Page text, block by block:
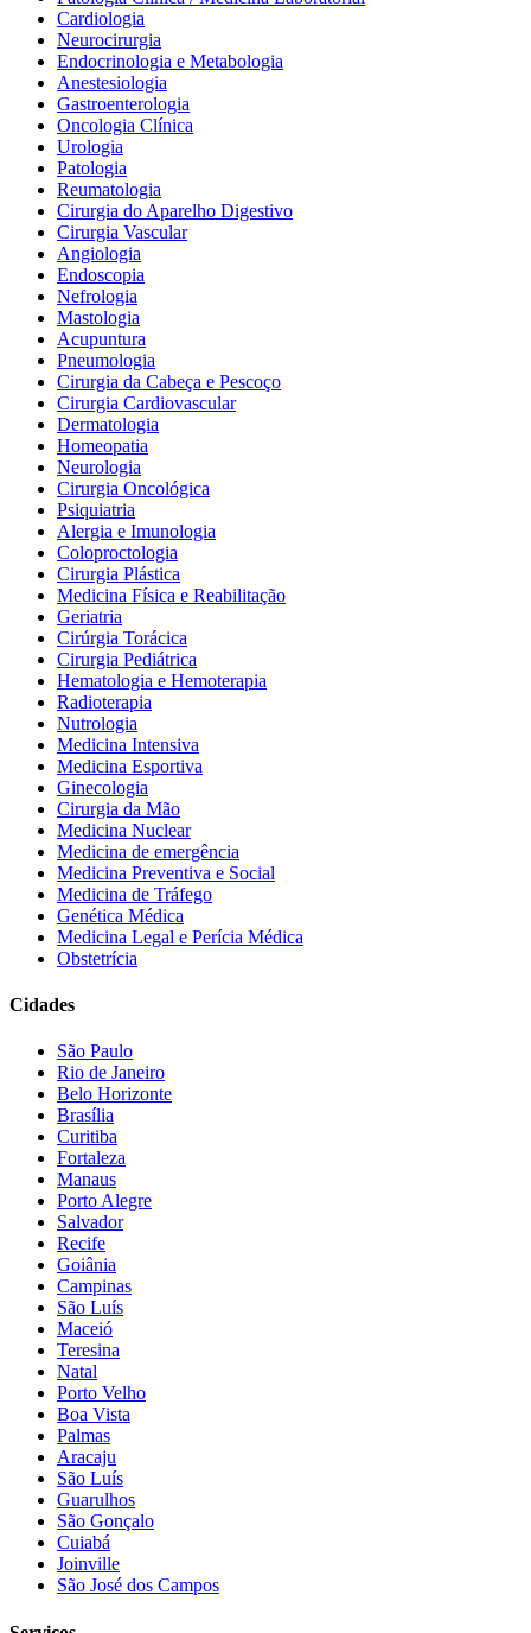
Cardiologia
Neurocirurgia
Endocrinologia e Metabologia
Anestesiologia
Gastroenterologia
Oncologia Clínica
Urologia
Patologia
Reumatologia
Cirurgia do Aparelho Digestivo
Cirurgia Vascular
Angiologia
Endoscopia
Nefrologia
Mastologia
Acupuntura
Pneumologia
Cirurgia da Cabeça e Pescoço
Cirurgia Cardiovascular
Dermatologia
Homeopatia
Neurologia
Cirurgia Oncológica
Psiquiatria
Alergia e Imunologia
Coloproctologia
Cirurgia Plástica
Medicina Física e Reabilitação
Geriatria
Cirúrgia Torácica
Cirurgia Pediátrica
Hematologia e Hemoterapia
Radioterapia
Nutrologia
Medicina Intensiva
Medicina Esportiva
Ginecologia
Cirurgia da Mão
Medicina Nuclear
Medicina de emergência
Medicina Preventiva e Social
Medicina de Tráfego
Genética Médica
Medicina Legal e Perícia Médica
Obstetrícia
Cidades
São Paulo
Rio de Janeiro
Belo Horizonte
Brasília
Curitiba
Fortaleza
Manaus
Porto Alegre
Salvador
Recife
Goiânia
Campinas
São Luís
Maceió
Teresina
Natal
Porto Velho
Boa Vista
Palmas
Aracaju
São Luís
Guarulhos
São Gonçalo
Cuiabá
Joinville
São José dos Campos